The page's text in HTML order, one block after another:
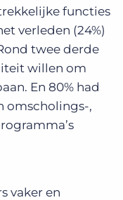
functies
verleden (24%)
twee derde
willen om
En 80% had
omscholings-,
vaker en